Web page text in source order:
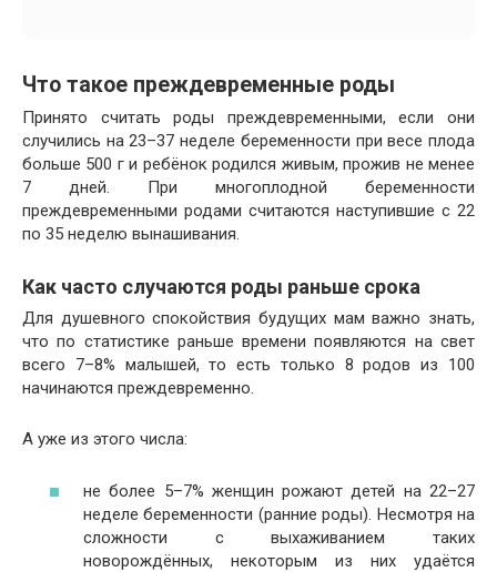
Что такое преждевременные роды
Принято считать роды преждевременными, если они
случились на 23–37 неделе беременности при весе плода
больше 500 г и ребёнок родился живым, прожив не менее
7 дней. При многоплодной беременности
преждевременными родами считаются наступившие с 22
по 35 неделю вынашивания.
Как часто случаются роды раньше срока
Для душевного спокойствия будущих мам важно знать,
что по статистике раньше времени появляются на свет
всего 7–8% малышей, то есть только 8 родов из 100
начинаются преждевременно.
А уже из этого числа:
не более 5–7% женщин рожают детей на 22–27
неделе беременности (ранние роды). Несмотря на
сложности с выхаживанием таких
новорождённых, некоторым из них удаётся